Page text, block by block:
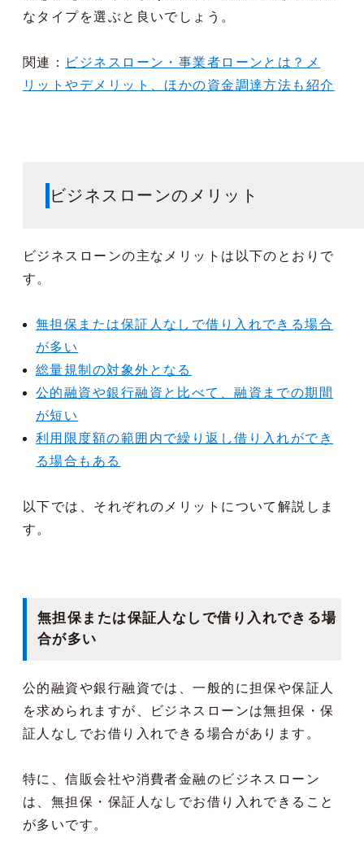
なタイプを選ぶと良いでしょう。
関連：
ビジネスローン・事業者ローンとは？メ
リットやデメリット、ほかの資金調達方法も紹介
ビジネスローンのメリット
ビジネスローンの主なメリットは以下のとおりで
す。
無担保または保証人なしで借り入れできる場合
が多い
総量規制の対象外となる
公的融資や銀行融資と比べて、融資までの期間
が短い
利用限度額の範囲内で繰り返し借り入れができ
る場合もある
以下では、それぞれのメリットについて解説しま
す。
無担保または保証人なしで借り入れできる場
合が多い
公的融資や銀行融資では、一般的に担保や保証人
を求められますが、ビジネスローンは無担保・保
証人なしでお借り入れできる場合があります。
特に、信販会社や消費者金融のビジネスローン
は、無担保・保証人なしでお借り入れできること
が多いです。